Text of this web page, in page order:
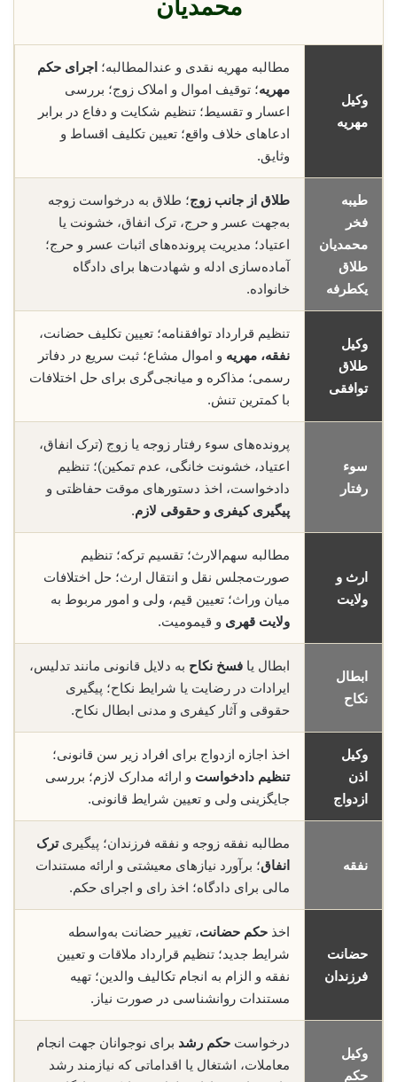
محمدیان
وکیل
مهریه
مطالبه مهریه نقدی و عندالمطالبه؛ اجرای حکم
مهریه؛ توقیف اموال و املاک زوج؛ بررسی
اعسار و تقسیط؛ تنظیم شکایت و دفاع در برابر
ادعاهای خلاف واقع؛ تعیین تکلیف اقساط و
وثایق.
طیبه
فخر
محمدیان
طلاق
یکطرفه
طلاق از جانب زوج؛ طلاق به درخواست زوجه
به‌جهت عسر و حرج، ترک انفاق، خشونت یا
اعتیاد؛ مدیریت پرونده‌های اثبات عسر و حرج؛
آماده‌سازی ادله و شهادت‌ها برای دادگاه
خانواده.
وکیل
طلاق
توافقی
تنظیم قرارداد توافقنامه؛ تعیین تکلیف حضانت،
نفقه، مهریه و اموال مشاع؛ ثبت سریع در دفاتر
رسمی؛ مذاکره و میانجی‌گری برای حل اختلافات
با کمترین تنش.
سوء
رفتار
پرونده‌های سوء رفتار زوجه یا زوج (ترک انفاق،
اعتیاد، خشونت خانگی، عدم تمکین)؛ تنظیم
دادخواست، اخذ دستورهای موقت حفاظتی و
پیگیری کیفری و حقوقی لازم.
ارث و
ولایت
مطالبه سهم‌الارث؛ تقسیم ترکه؛ تنظیم
صورت‌مجلس نقل و انتقال ارث؛ حل اختلافات
میان وراث؛ تعیین قیم، ولی و امور مربوط به
ولایت قهری و قیمومیت.
ابطال
نکاح
ابطال یا فسخ نکاح به دلایل قانونی مانند تدلیس،
ایرادات در رضایت یا شرایط نکاح؛ پیگیری
حقوقی و آثار کیفری و مدنی ابطال نکاح.
وکیل
اذن
ازدواج
اخذ اجازه ازدواج برای افراد زیر سن قانونی؛
تنظیم دادخواست و ارائه مدارک لازم؛ بررسی
جایگزینی ولی و تعیین شرایط قانونی.
نفقه
مطالبه نفقه زوجه و نفقه فرزندان؛ پیگیریترک
انفاق؛ برآورد نیازهای معیشتی و ارائه مستندات
مالی برای دادگاه؛ اخذ رای و اجرای حکم.
حضانت
فرزندان
اخذ حکم حضانت، تغییر حضانت به‌واسطه
شرایط جدید؛ تنظیم قرارداد ملاقات و تعیین
نفقه و الزام به انجام تکالیف والدین؛ تهیه
مستندات روانشناسی در صورت نیاز.
وکیل
حکم
درخواست حکم رشد برای نوجوانان جهت انجام
معاملات، اشتغال یا اقداماتی که نیازمند رشد